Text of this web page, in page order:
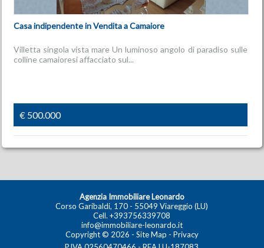
Casa indipendente in Vendita a Camaiore
Villetta singola vista mare Un luminoso angolo di paradiso sulle
colline camaioresi affacciato sul...
€ 500.000
Agenzia Immobiliare Leonardo
Corso Garibaldi, 170 - 55049 Viareggio (LU)
Cell.+393756339708
info@immobiliare-leonardo.it
Copyright © 2026 - Site Map - Privacy